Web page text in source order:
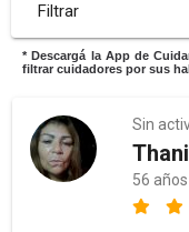
Filtrar
* Descargá la App de
filtrar cuidadores por sus
Sin
56